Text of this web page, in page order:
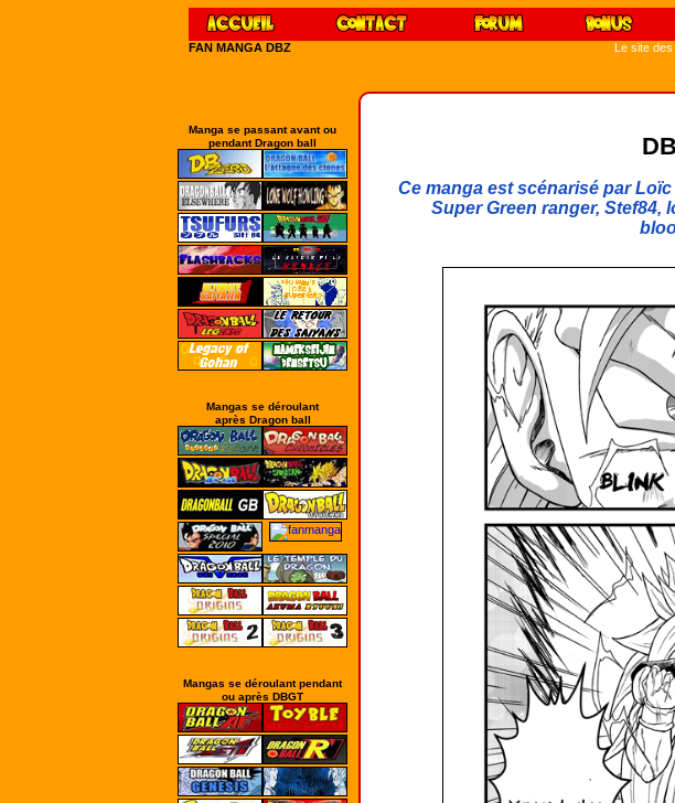
FAN MANGA DBZ Le site
Manga se passant avant ou
pendant Dragon ball
Mangas se déroulant
après Dragon ball
Mangas se déroulant pendant
ou après DBGT
Ce manga est scénarisé par
Super Green ranger, Stef84,